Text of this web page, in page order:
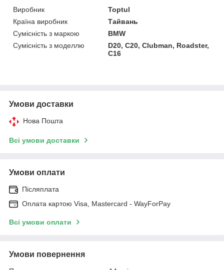
Виробник
Toptul
Країна виробник
Тайвань
Сумісність з маркою
BMW
Сумісність з моделлю
D20, C20, Clubman, Roadster,
C16
Умови доставки
Нова Пошта
Всі умови доставки
Умови оплати
Післяплата
Оплата картою Visa, Mastercard - WayForPay
Всі умови оплати
Умови повернення